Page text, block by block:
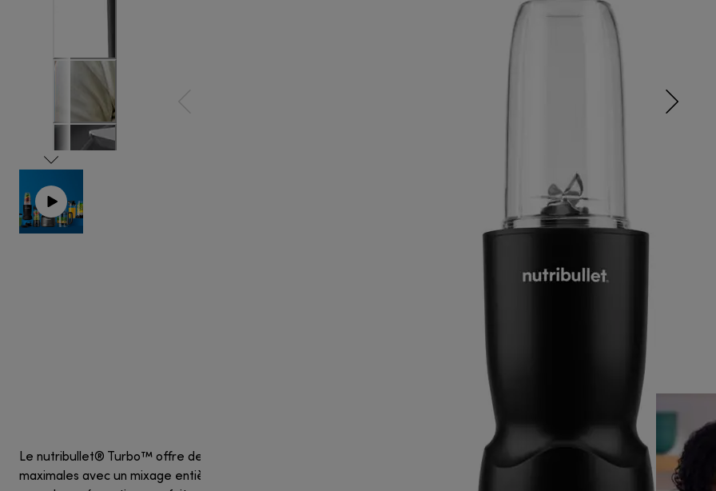
Le nutribullet® Turbo™ offre des performances
maximales avec un mixage entièrement automatique,